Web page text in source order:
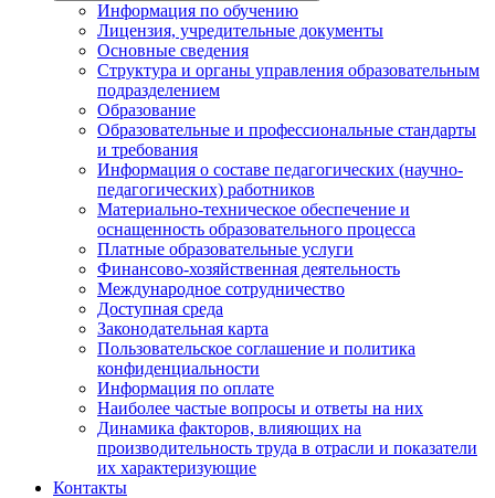
Информация по обучению
Лицензия, учредительные документы
Основные сведения
Структура и органы управления образовательным
подразделением
Образование
Образовательные и профессиональные стандарты
и требования
Информация о составе педагогических (научно-
педагогических) работников
Материально-техническое обеспечение и
оснащенность образовательного процесса
Платные образовательные услуги
Финансово-хозяйственная деятельность
Международное сотрудничество
Доступная среда
Законодательная карта
Пользовательское соглашение и политика
конфиденциальности
Информация по оплате
Наиболее частые вопросы и ответы на них
Динамика факторов, влияющих на
производительность труда в отрасли и показатели
их характеризующие
Контакты